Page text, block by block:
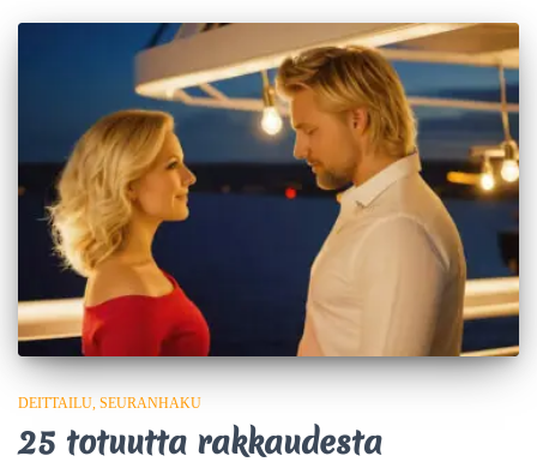
DEITTAILU SEURANHAKU
25 totuutta rakkaudesta